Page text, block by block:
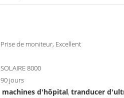
Prise de moniteur, Excellent
SOLAIRE 8000
90 jours
machines d'hôpital,tranducer